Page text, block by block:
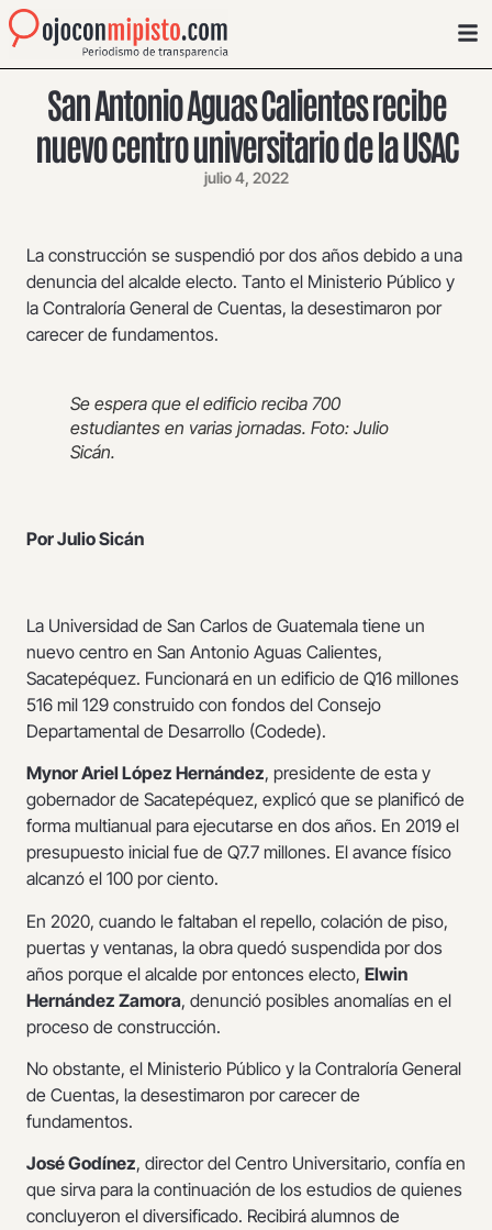
San Antonio Aguas Calientes recibe
nuevo centro universitario de la USAC
julio 4, 2022
La construcción se suspendió por dos años debido a una
denuncia del alcalde electo. Tanto el Ministerio Público y
la Contraloría General de Cuentas, la desestimaron por
carecer de fundamentos.
Se espera que el edificio reciba 700
estudiantes en varias jornadas. Foto: Julio
Sicán.
Por Julio Sicán
La Universidad de San Carlos de Guatemala tiene un
nuevo centro en San Antonio Aguas Calientes,
Sacatepéquez. Funcionará en un edificio de Q16 millones
516 mil 129 construido con fondos del Consejo
Departamental de Desarrollo (Codede).
Mynor Ariel López Hernández, presidente de esta y
gobernador de Sacatepéquez, explicó que se planificó de
forma multianual para ejecutarse en dos años. En 2019 el
presupuesto inicial fue de Q7.7 millones. El avance físico
alcanzó el 100 por ciento.
En 2020, cuando le faltaban el repello, colación de piso,
puertas y ventanas, la obra quedó suspendida por dos
años porque el alcalde por entonces electo, Elwin
Hernández Zamora, denunció posibles anomalías en el
proceso de construcción.
No obstante, el Ministerio Público y la Contraloría General
de Cuentas, la desestimaron por carecer de
fundamentos.
José Godínez, director del Centro Universitario, confía en
que sirva para la continuación de los estudios de quienes
concluyeron el diversificado. Recibirá alumnos de